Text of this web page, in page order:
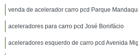
venda de acelerador carro pcd Parque Mandaqui
aceleradores para carro pcd José Bonifácio
aceleradores esquerdo de carro pcd Avenida